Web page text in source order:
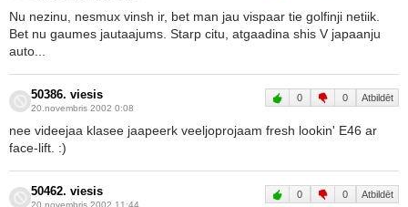
Nu nezinu, nesmux vinsh ir, bet man jau vispaar tie golfinji netiik.
Bet nu gaumes jautaajums. Starp citu, atgaadina shis V japaanju
auto...
50386. viesis
20.novembris 2002 0:08
0 0 Atbildēt
nee videejaa klasee jaapeerk veeljoprojaam fresh lookin' E46 ar
face-lift. :)
50462. viesis
20.novembris 2002 11:44
0 0 Atbildēt